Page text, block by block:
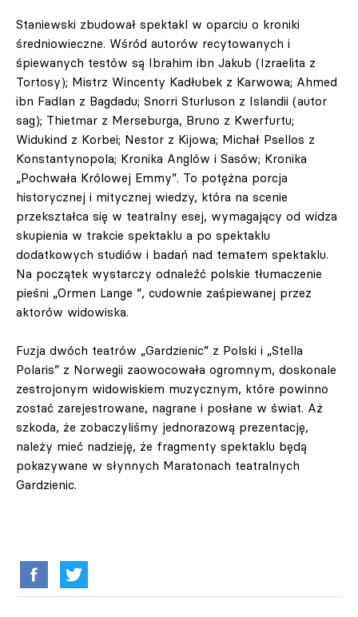
Staniewski zbudował spektakl w oparciu o kroniki
średniowieczne. Wśród autorów recytowanych i
śpiewanych testów są Ibrahim ibn Jakub (Izraelita z
Tortosy); Mistrz Wincenty Kadłubek z Karwowa; Ahmed
ibn Fadlan z Bagdadu; Snorri Sturluson z Islandii (autor
sag); Thietmar z Merseburga, Bruno z Kwerfurtu;
Widukind z Korbei; Nestor z Kijowa; Michał Psellos z
Konstantynopola; Kronika Anglów i Sasów; Kronika
„Pochwała Królowej Emmy”. To potężna porcja
historycznej i mitycznej wiedzy, która na scenie
przekształca się w teatralny esej, wymagający od widza
skupienia w trakcie spektaklu a po spektaklu
dodatkowych studiów i badań nad tematem spektaklu.
Na początek wystarczy odnaleźć polskie tłumaczenie
pieśni „Ormen Lange ”, cudownie zaśpiewanej przez
aktorów widowiska.
Fuzja dwóch teatrów „Gardzienic” z Polski i „Stella
Polaris” z Norwegii zaowocowała ogromnym, doskonale
zestrojonym widowiskiem muzycznym, które powinno
zostać zarejestrowane, nagrane i posłane w świat. Aż
szkoda, że zobaczyliśmy jednorazową prezentację,
należy mieć nadzieję, że fragmenty spektaklu będą
pokazywane w słynnych Maratonach teatralnych
Gardzienic.